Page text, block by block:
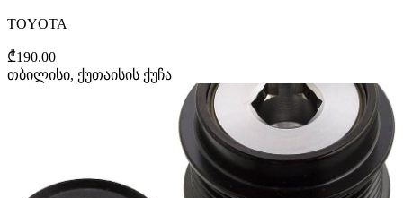
TOYOTA
₾190.00
თბილისი, ქუთაისის ქუჩა